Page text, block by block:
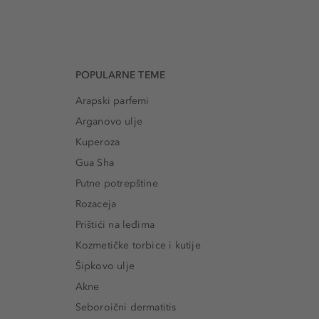
POPULARNE TEME
Arapski parfemi
Arganovo ulje
Kuperoza
Gua Sha
Putne potrepštine
Rozaceja
Prištići na leđima
Kozmetičke torbice i kutije
Šipkovo ulje
Akne
Seboroični dermatitis